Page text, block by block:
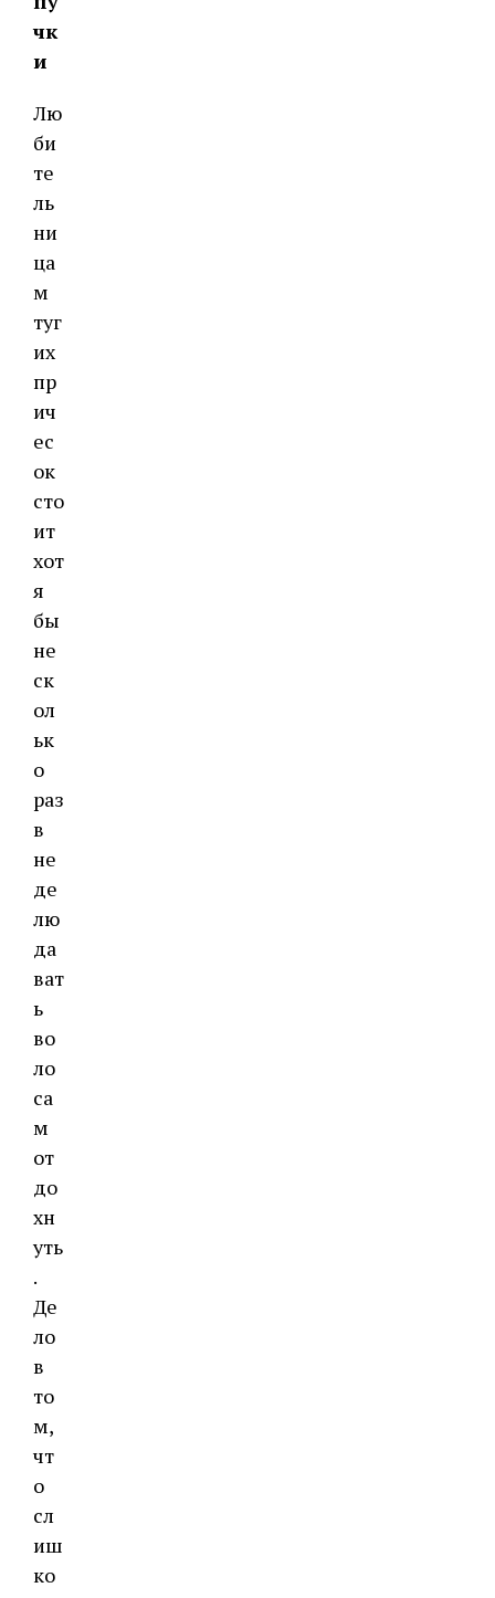
чк
и
Лю
би
те
ль
ни
ца
м
туг
их
пр
ич
ес
ок
сто
ит
хот
я
бы
не
ск
ол
ьк
о
раз
в
не
де
лю
да
ват
ь
во
ло
са
м
от
до
хн
уть
.
Де
ло
в
то
м,
чт
о
сл
иш
ко